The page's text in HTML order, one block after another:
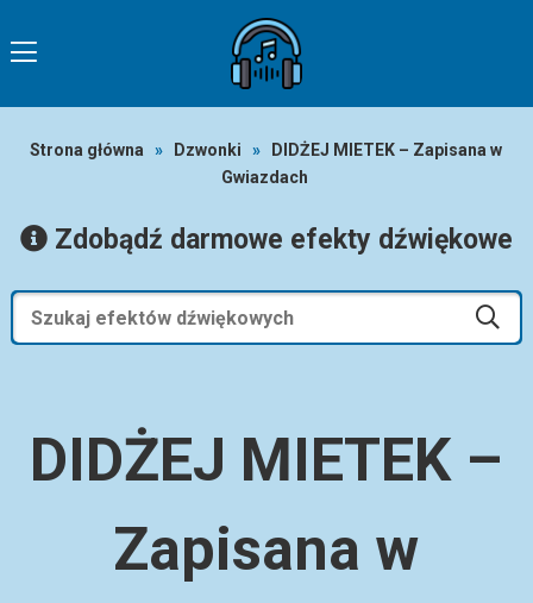
Strona główna » Dzwonki »
DIDŻEJ MIETEK – Zapisana w
Gwiazdach
Zdobądź darmowe efekty dźwiękowe
DIDŻEJ MIETEK –
Zapisana w